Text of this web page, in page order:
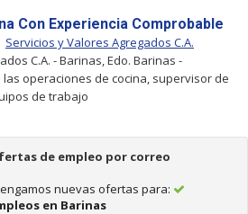
Con Experiencia Comprobable
Servicios y Valores Agregados C.A.
C.A. - Barinas, Edo. Barinas -
operaciones de cocina, supervisor de
de trabajo
de empleo por correo
nuevas ofertas para:
en Barinas